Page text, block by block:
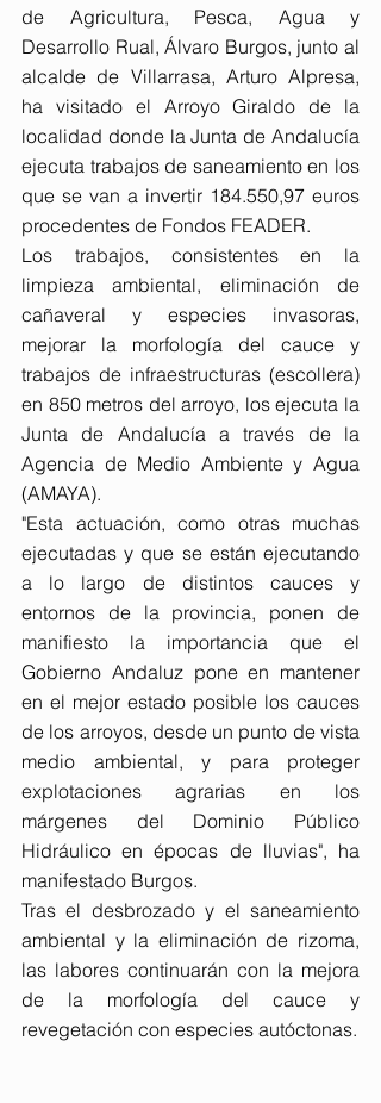
de Agricultura, Pesca, Agua y
Desarrollo Rual, Álvaro Burgos, junto al
alcalde de Villarrasa, Arturo Alpresa,
ha visitado el Arroyo Giraldo de la
localidad donde la Junta de Andalucía
ejecuta trabajos de saneamiento en los
que se van a invertir 184.550,97 euros
procedentes de Fondos FEADER.
Los trabajos, consistentes en la
limpieza ambiental, eliminación de
cañaveral y especies invasoras,
mejorar la morfología del cauce y
trabajos de infraestructuras (escollera)
en 850 metros del arroyo, los ejecuta la
Junta de Andalucía a través de la
Agencia de Medio Ambiente y Agua
(AMAYA).
"Esta actuación, como otras muchas
ejecutadas y que se están ejecutando
a lo largo de distintos cauces y
entornos de la provincia, ponen de
manifiesto la importancia que el
Gobierno Andaluz pone en mantener
en el mejor estado posible los cauces
de los arroyos, desde un punto de vista
medio ambiental, y para proteger
explotaciones agrarias en los
márgenes del Dominio Público
Hidráulico en épocas de lluvias", ha
manifestado Burgos.
Tras el desbrozado y el saneamiento
ambiental y la eliminación de rizoma,
las labores continuarán con la mejora
de la morfología del cauce y
revegetación con especies autóctonas.